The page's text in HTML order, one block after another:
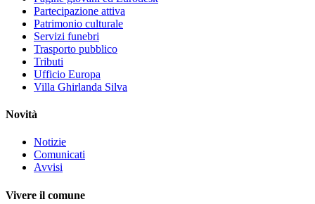
Partecipazione attiva
Patrimonio culturale
Servizi funebri
Trasporto pubblico
Tributi
Ufficio Europa
Villa Ghirlanda Silva
Novità
Notizie
Comunicati
Avvisi
Vivere il comune